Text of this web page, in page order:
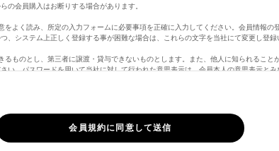
の会員購入はお断りする場合があります。
をよく読み、所定の入力フォームに必要事項を正確に入力してください。会員情報の
、システム上正しく登録する事が困難な場合は、これらの文字を当社にて変更し登録
るものとし、第三者に譲渡・貸与できないものとします。また、他人に知られること
い。パスワードを用いて当社に対して行われた意思表示は、会員本人の意思表示と
ンがない場合、自動的に行われます。